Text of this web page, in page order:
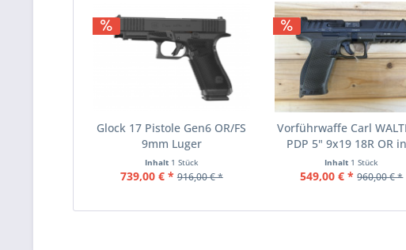
Glock 17 Pistole Gen6 OR/FS
9mm Luger
Inhalt 1 Stück
739,00 € * 916,00 € *
Vorführwaffe Carl
PDP 5" 9x19 18R OR
Inhalt 1 Stück
549,00 € * 960,00 € *